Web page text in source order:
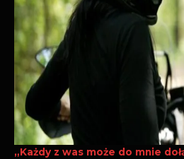
„Każdy z was może do mnie